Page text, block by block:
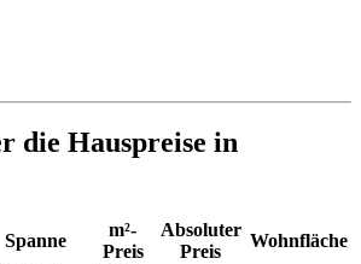
die Hauspreise in
Spanne
m²-
Preis
Absoluter
Preis
Wohnfläche